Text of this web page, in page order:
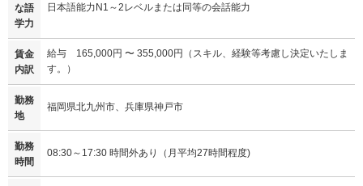
な語
学力
日本語能力N1～2レベルまたは同等の会話能力
賃金
内訳
給与 165,000円 〜 355,000円（スキル、経験等考慮し決定いたしま
す。）
勤務
地
福岡県北九州市、兵庫県神戸市
勤務
時間
08:30～17:30 時間外あり（月平均27時間程度)